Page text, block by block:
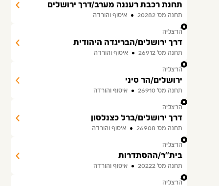
תחנת רכבת רעננה מערב/דרך ירושלים
תחנה מס׳ 20282 איסוף והורדה
4
הרצליה
דרך ירושלים/הבריגדה היהודית
תחנה מס׳ 26912 איסוף והורדה
5
הרצליה
ירושלים/הר סיני
תחנה מס׳ 26910 איסוף והורדה
6
הרצליה
דרך ירושלים/ברל כצנלסון
תחנה מס׳ 26908 איסוף והורדה
7
הרצליה
בית''ר/ההסתדרות
תחנה מס׳ 20222 איסוף והורדה
8
הרצליה